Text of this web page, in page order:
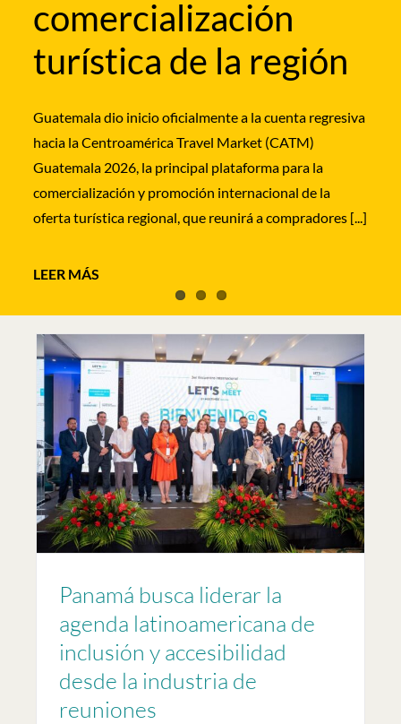
comercialización
turística de la región
Guatemala dio inicio oficialmente a la cuenta regresiva
hacia la Centroamérica Travel Market (CATM)
Guatemala 2026, la principal plataforma para la
comercialización y promoción internacional de la
oferta turística regional, que reunirá a compradores [...]
LEER MÁS
los segmentos de bodas destino, lunas de miel y
turismo de [...]
La Embajada de España en El Salvador acogió este
miércoles la presentación institucional de la nueva
ruta de IBEROJET que unirá, a partir del próximo 13
Panamá busca liderar la
agenda latinoamericana de
inclusión y accesibilidad
desde la industria de
reuniones